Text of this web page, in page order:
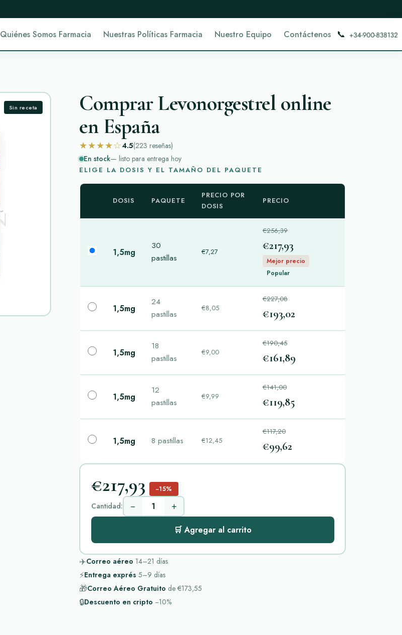
Quiénes Somos Farmacia Nuestras Políticas Farmacia Nuestro Equipo Contáctenos 📞
Sin receta
Comprar Levonorgestrel online
en España
★★★★☆4.5(223 reseñas)
En stock— listo para entrega hoy
ELIGE LA DOSIS Y EL TAMAÑO DEL PAQUETE
DOSIS PAQUETE
PRECIO POR
DOSIS
PRECIO
1,5mg
30
pastillas
€7,27
€256,39
€217,93
Mejor precio
Popular
1,5mg
24
pastillas
€8,05
€227,08
€193,02
1,5mg
18
pastillas
€9,00
€190,45
€161,89
1,5mg
12
pastillas
€9,99
€141,00
€119,85
1,5mg 8 pastillas €12,45
€117,20
€99,62
€217,93 −15%
Cantidad: − +
🛒 Agregar al carrito
✈️Correo aéreo 14–21 días
⚡Entrega exprés 5–9 días
🎁Correo Aéreo Gratuito de €173,55
🔒Descuento en cripto −10%